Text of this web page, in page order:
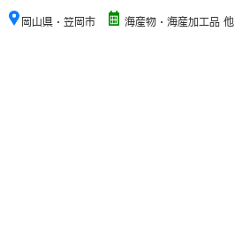
岡山県・笠岡市 海産物・海産加工品 他